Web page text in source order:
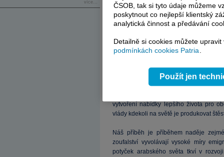
více...
prostředí pro hospodářský růst,
kulturu úspěchu. Schopné lákají výzvy a
V mnoha částech Západu se
však v rozvojovém světě neplatí –
Zadruhé, velmi záleží na kvalitě
považovali práci mimo Západ za
vytvoření nabídky lepšího života pro
vlády kdekoli na světě je produkovat
Náš příběh je příběhem naděje
zoufalství vyvolávají vysoké míry
potyček arabského světa tkví v
ČSOB, tak si tyto údaje můžeme
poskytnout co nejlepší klientský
analytická činnost a předávání
Detailně si cookies můžete
podmínkách cookies Patria.
Použít jen